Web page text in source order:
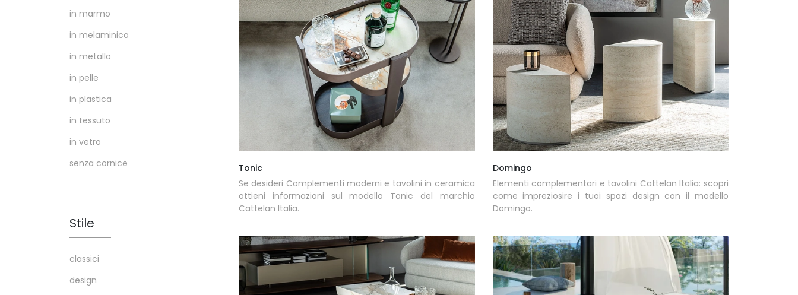
Tonic
Se desideri Complementi moderni e tavolini in ceramica
ottieni informazioni sul modello Tonic del marchio
Cattelan Italia.
Domingo
Elementi complementari e tavolini Cattelan Italia: scopri
come impreziosire i tuoi spazi design con il modello
Domingo.
in marmo
in melaminico
in metallo
in pelle
in plastica
in tessuto
in vetro
senza cornice
Stile
classici
design